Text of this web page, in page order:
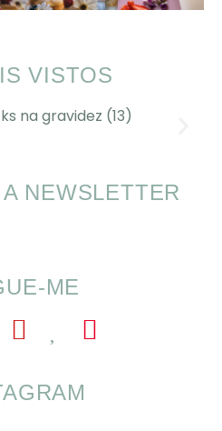
VISTOS
com SOMP
NEWSLETTER
ME